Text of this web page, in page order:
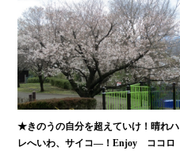
★きのうの自分を超えていけ！晴れハ
レへいわ、サイコ―！Enjoy ココロ